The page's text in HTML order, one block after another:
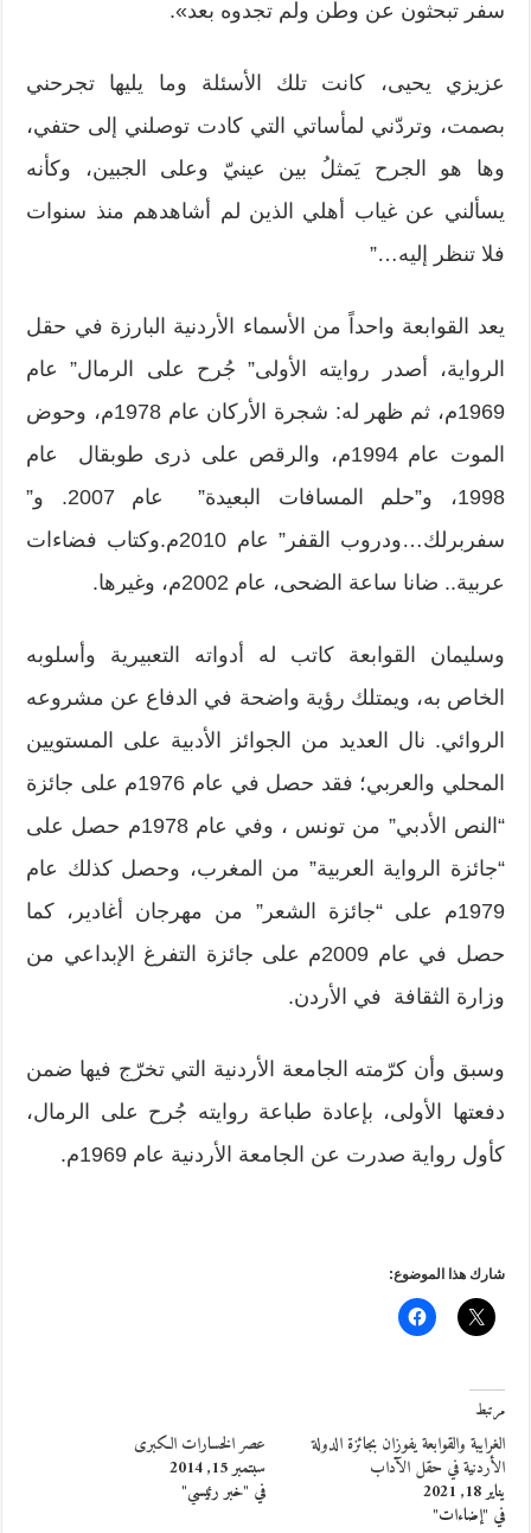
سفر تبحثون عن وطن ولم تجدوه بعد».
عزيزي يحيى، كانت تلك الأسئلة وما يليها تجرحني
بصمت، وتردّني لمأساتي التي كادت توصلني إلى حتفي،
وها هو الجرح يَمثلُ بين عينيّ وعلى الجبين، وكأنه
يسألني عن غياب أهلي الذين لم أشاهدهم منذ سنوات
فلا تنظر إليه…”
يعد القوابعة واحداً من الأسماء الأردنية البارزة في حقل
الرواية، أصدر روايته الأولى” جُرح على الرمال” عام
1969م، ثم ظهر له: شجرة الأركان عام 1978م، وحوض
الموت عام 1994م، والرقص على ذرى طوبقال عام
1998، و”حلم المسافات البعيدة” عام 2007. و”
سفربرلك…ودروب القفر” عام 2010م.وكتاب فضاءات
عربية.. ضانا ساعة الضحى، عام 2002م، وغيرها.
وسليمان القوابعة كاتب له أدواته التعبيرية وأسلوبه
الخاص به، ويمتلك رؤية واضحة في الدفاع عن مشروعه
الروائي. نال العديد من الجوائز الأدبية على المستويين
المحلي والعربي؛ فقد حصل في عام 1976م على جائزة
“النص الأدبي” من تونس ، وفي عام 1978م حصل على
“جائزة الرواية العربية” من المغرب، وحصل كذلك عام
1979م على “جائزة الشعر” من مهرجان أغادير، كما
حصل في عام 2009م على جائزة التفرغ الإبداعي من
وزارة الثقافة في الأردن.
وسبق وأن كرّمته الجامعة الأردنية التي تخرّج فيها ضمن
دفعتها الأولى، بإعادة طباعة روايته جُرح على الرمال،
كأول رواية صدرت عن الجامعة الأردنية عام 1969م.
شارك هذا الموضوع:
مرتبط
الغرايبة والقوابعة يفوزان بجائزة الدولة
الأردنية في حقل الآداب
يناير 18, 2021
في "إضاءات"
عصر الخسارات الكبرى
سبتمبر 15, 2014
في "خبر رئيسي"